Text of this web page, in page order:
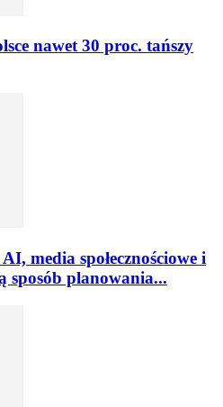
nawet 30 proc. tańszy
media społecznościowe i
sposób planowania...